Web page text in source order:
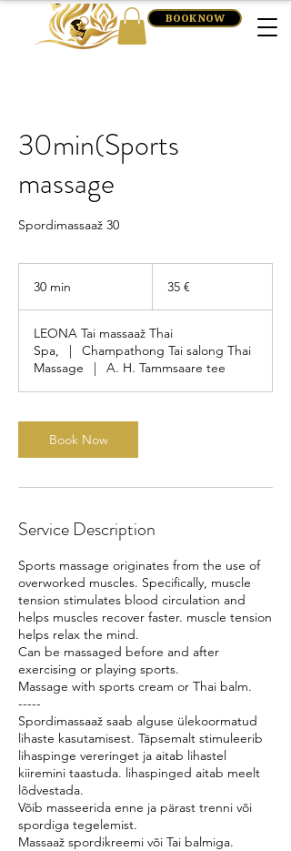
BOOK NOW
30min(Sports
massage
Spordimassaaž 30
30 min
i
35 €
LEONA Tai massaaž Thai
Spa,
|
Champathong Tai salong Thai
Massage
| A. H. Tammsaare tee
Book Now
Service Description
Sports massage originates from the use of
overworked muscles. Specifically, muscle
tension stimulates blood circulation and
helps muscles recover faster. muscle tension
helps relax the mind.
Can be massaged before and after
exercising or playing sports.
Massage with sports cream or Thai balm.
-----
Spordimassaaž saab alguse ülekoormatud
lihaste kasutamisest. Täpsemalt stimuleerib
lihaspinge vereringet ja aitab lihastel
kiiremini taastuda. lihaspinged aitab meelt
lõdvestada.
Võib masseerida enne ja pärast trenni või
spordiga tegelemist.
Massaaž spordikreemi või Tai balmiga.